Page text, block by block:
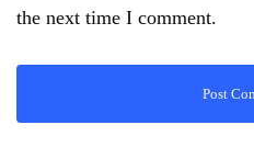
the next time I comment.